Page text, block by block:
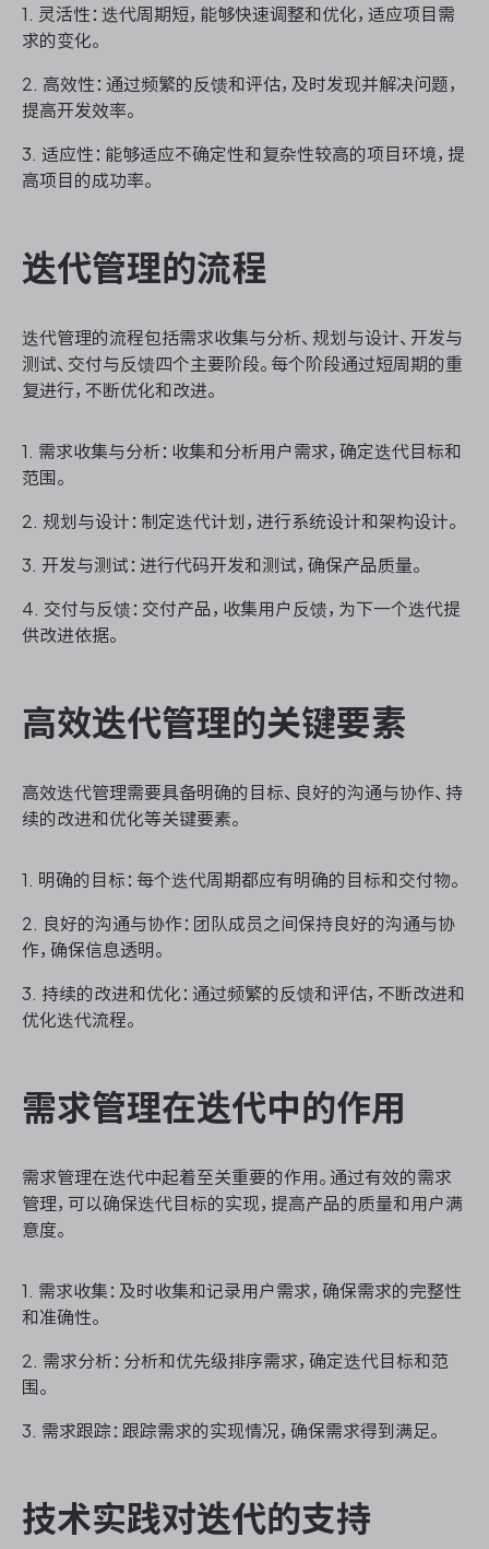
ONES 资讯
1. 灵活性：迭代周期短，能够快速调整和优化，适应项目需
求的变化。
2. 高效性：通过频繁的反馈和评估，及时发现并解决问题，
提高开发效率。
3. 适应性：能够适应不确定性和复杂性较高的项目环境，提
高项目的成功率。
迭代管理的流程
迭代管理的流程包括需求收集与分析、规划与设计、开发与
测试、交付与反馈四个主要阶段。每个阶段通过短周期的重
复进行，不断优化和改进。
1. 需求收集与分析：收集和分析用户需求，确定迭代目标和
范围。
2. 规划与设计：制定迭代计划，进行系统设计和架构设计。
3. 开发与测试：进行代码开发和测试，确保产品质量。
4. 交付与反馈：交付产品，收集用户反馈，为下一个迭代提
供改进依据。
高效迭代管理的关键要素
高效迭代管理需要具备明确的目标、良好的沟通与协作、持
续的改进和优化等关键要素。
1. 明确的目标：每个迭代周期都应有明确的目标和交付物。
2. 良好的沟通与协作：团队成员之间保持良好的沟通与协
作，确保信息透明。
3. 持续的改进和优化：通过频繁的反馈和评估，不断改进和
优化迭代流程。
需求管理在迭代中的作用
需求管理在迭代中起着至关重要的作用。通过有效的需求
管理，可以确保迭代目标的实现，提高产品的质量和用户满
意度。
1. 需求收集：及时收集和记录用户需求，确保需求的完整性
和准确性。
2. 需求分析：分析和优先级排序需求，确定迭代目标和范
围。
3. 需求跟踪：跟踪需求的实现情况，确保需求得到满足。
技术实践对迭代的支持